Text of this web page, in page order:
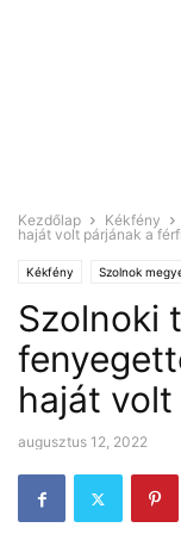
Kezdőlap Kékfény
haját volt párjának a férfi
Kékfény Szolnok
Szolnoki
haját
augusztus 12, 2022